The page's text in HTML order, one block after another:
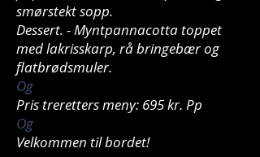
smørstekt sopp.
Dessert. - Myntpannacotta toppet
med lakrisskarp, rå bringebær og
flatbrødsmuler.
Og
Pris treretters meny: 695 kr. Pp
Og
Velkommen til bordet!